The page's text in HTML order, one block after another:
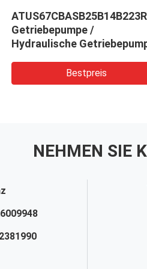
Getriebepumpe /
Hydraulische
Hydraulische Komatsu-Teile
Lenkgerät OEM-Service
Bestpreis
NEHMEN SIE